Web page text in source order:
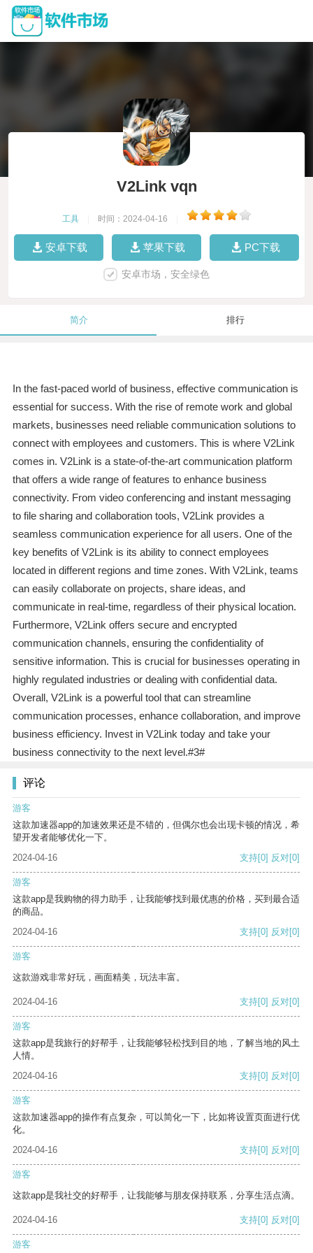
V2Link vqn
工具 时间：2024-04-16
安卓下载 苹果下载 PC下载
安卓市场，安全绿色
简介 排行
In the fast-paced world of business, effective communication is
essential for success. With the rise of remote work and global
markets, businesses need reliable communication solutions to
connect with employees and customers. This is where V2Link
comes in. V2Link is a state-of-the-art communication platform
that offers a wide range of features to enhance business
connectivity. From video conferencing and instant messaging
to file sharing and collaboration tools, V2Link provides a
seamless communication experience for all users. One of the
key benefits of V2Link is its ability to connect employees
located in different regions and time zones. With V2Link, teams
can easily collaborate on projects, share ideas, and
communicate in real-time, regardless of their physical location.
Furthermore, V2Link offers secure and encrypted
communication channels, ensuring the confidentiality of
sensitive information. This is crucial for businesses operating in
highly regulated industries or dealing with confidential data.
Overall, V2Link is a powerful tool that can streamline
communication processes, enhance collaboration, and improve
business efficiency. Invest in V2Link today and take your
business connectivity to the next level.#3#
评论
游客
这款加速器app的加速效果还是不错的，但偶尔也会出现卡顿的情况，希
望开发者能够优化一下。
2024-04-16
支持[0] 反对[0]
游客
这款app是我购物的得力助手，让我能够找到最优惠的价格，买到最合适
的商品。
2024-04-16
支持[0] 反对[0]
游客
这款游戏非常好玩，画面精美，玩法丰富。
2024-04-16 支持[0] 反对[0]
游客
这款app是我旅行的好帮手，让我能够轻松找到目的地，了解当地的风土
人情。
2024-04-16
支持[0] 反对[0]
游客
这款加速器app的操作有点复杂，可以简化一下，比如将设置页面进行优
化。
2024-04-16
支持[0] 反对[0]
游客
这款app是我社交的好帮手，让我能够与朋友保持联系，分享生活点滴。
2024-04-16 支持[0] 反对[0]
游客